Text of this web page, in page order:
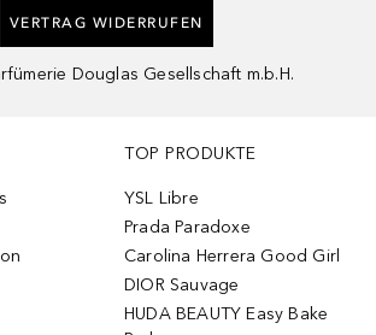
VERTRAG WIDERRUFEN
Douglas Gesellschaft m.b.H.
TOP PRODUKTE
YSL Libre
Prada Paradoxe
Carolina Herrera Good Girl
DIOR Sauvage
HUDA BEAUTY Easy Bake